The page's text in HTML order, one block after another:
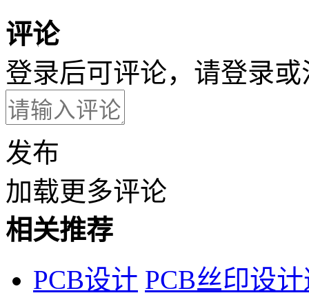
评论
登录后可评论，请登录或
发布
加载更多评论
相关推荐
PCB设计 PCB丝印设